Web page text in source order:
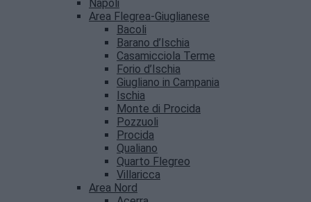
Napoli
Area Flegrea-Giuglianese
Bacoli
Barano d’Ischia
Casamicciola Terme
Forio d’Ischia
Giugliano in Campania
Ischia
Monte di Procida
Pozzuoli
Procida
Qualiano
Quarto Flegreo
Villaricca
Area Nord